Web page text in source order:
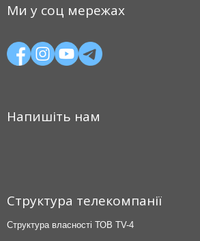
Ми у соц мережах
Напишіть нам
Структура телекомпанії
Структура власності ТОВ TV-4